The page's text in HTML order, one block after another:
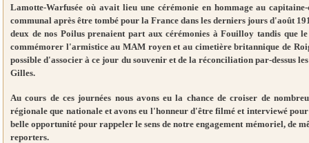
Lamotte-Warfusée où avait lieu une cérémonie en hommage au
communal après être tombé pour la France dans les derniers jours d'août
deux de nos Poilus prenaient part aux cérémonies à Fouilloy tandis que
commémorer l'armistice au MAM royen et au cimetière britannique de
possible d'associer à ce jour du souvenir et de la réconciliation par-dessus
Gilles.
Au cours de ces journées nous avons eu la chance de croiser de
régionale que nationale et avons eu l'honneur d'être filmé et interviewé
belle opportunité pour rappeler le sens de notre engagement mémoriel, de
reporters.